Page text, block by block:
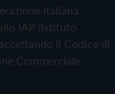
Italiana
IAP (Istituto
il Codice di
Commerciale